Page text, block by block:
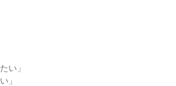
い」
」